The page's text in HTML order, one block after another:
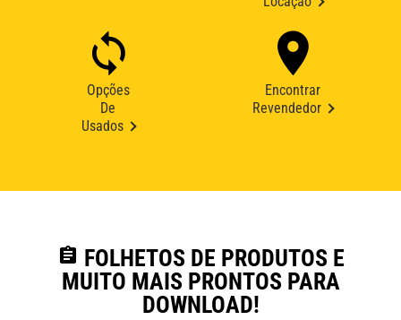
Opções
De
Usados
Encontrar
Revendedor
assignment FOLHETOS DE PRODUTOS E
MUITO MAIS PRONTOS PARA
DOWNLOAD!